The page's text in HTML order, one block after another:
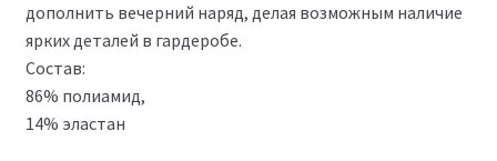
дополнить вечерний наряд, делая возможным наличие
ярких деталей в гардеробе.
Состав:
86% полиамид,
14% эластан